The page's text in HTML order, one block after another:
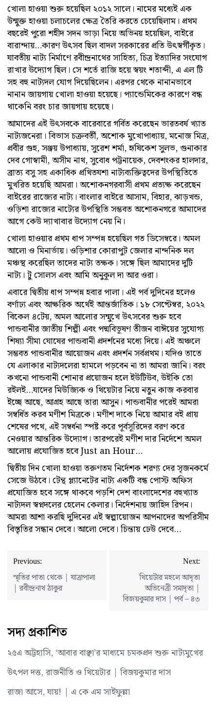
খোলা হাওয়া শুরু হয়েছিল ২০১২ সালে। নামের মধ্যেই এক
উন্মুক্ত হাওয়া চলাচলের ক্ষেত্র তৈরি করতে চেয়েছিলাম। প্রথম
বছরেই পুরো শহীদ সদন ভাড়া নিয়ে অভিনয় হয়েছিল, বাইরে
বারান্দায়…কারণ উৎসব ছিল বাদল সরকারের প্রতি উৎস্বর্গীকৃত।
যাবতীয় নাট্য নির্মাণে রবীন্দ্রনাথের সাহিত্য, চিত্র ইত্যাদির সংযোগ
রাখার উদ্যোগ ছিল। সে শর্তে রাজি হয়ে স্বয়ং শতাব্দী, এ এল টি
সহ বহু নাট্যদল যোগ দিয়েছিলেন। এরপর থেকে নানানভাবে
নানান জায়গায় খোলা হাওয়া হয়েছে। প্যান্ডেমিকের কারণে বন্ধ
থাকেনি বরং চার জায়গায় হয়েছে।
আমাদের এই উৎসবকে বারেবারে গর্বিত করেছেন ভারতবর্ষ খ্যাত
নাট্যজনেরা। বিভাস চক্রবর্তী, অশোক মুখোপাধ্যায়, মনোজ মিত্র,
প্রবীর গুহ, সঞ্জয় উপাধ্যায়, সুরেশ শর্মা, হৃষিকেশ সুলভ, গুনাকার
দেব গোস্বামী, অসীম নাথ, সুবোধ পট্টনায়েক, দেবশংকর হালদার,
ব্রাত্য বসু সহ একাধিক প্রথিতযশা নাট্যব্যক্তিত্বদের উপস্থিতিতে
মুখরিত হয়েছি আমরা। অশোকনগরবাসী প্রথম প্রত্যক্ষ করেছেন
বাইরের রাজ্যের নাট্য। বাংলার বাইরে আসাম, বিহার, ঝাড়খন্ড,
ওড়িশা রাজ্যের নাট্যের উপস্থিতি সম্ভবত অশোকনগরে আমাদের
আগে কেউ দ্যাখাবার উদ্যোগ নেয় নি।
খোলা হাওয়ার প্রথম ধাপ সম্পন্ন হয়েছিল গত ডিসেম্বরে। অমল
আলো ও মিনার্ভায়। ওড়িশার কোরাপুট জেলার নান্দনিক দল
মঞ্চস্থ করেছিল তাদের নাট্য তক্ষক। সঙ্গে ছিল আমাদের দুটি
নাট্য। টু সোলস এবং আমি অনুকূল দা আর ওরা।
এবারে দ্বিতীয় ধাপ সম্পন্ন হবার পালা। এই পর্ব দুদিনের হলেও
বর্ণাঢ্য এবং আক্ষরিক অর্থেই আন্তর্জাতিক। ১৮ সেপ্টেম্বর, ২০২২
বিকেল ৪টেয়, অমল আলোর সন্মুখে উৎসবের শুরু হবে
পান্ডবানীর জাতীয় শিল্পী এবং পদ্মবিভূষণ তীজন বাঈয়ের সুযোগ্য
শিষ্যা সীমা ঘোষের পান্ডবানী প্রদর্শনের মধ্যে দিয়ে। এই অঞ্চলে
সম্ভবত পান্ডবানীর আয়োজন এবং প্রদর্শন সর্বপ্রথম। যদিও তাতে
যে এলাকার নাট্যদলেরা হামলে পড়বেন না তা আমরা জানি। বরং
কখনো পান্ডবানী শোনার প্রয়োজন হলে ইউটিউব, উইকি তো
রইলই…যাদের মিউজ্যিক ও থিয়েটার নিয়ে নতুন কাজ করবার
ইচ্ছে আছে, আগ্রহ আছে তারা আসুন। পান্ডবানীর পরেই আমরা
সম্বর্ধিত করব মণীশ মিত্রকে। মণীশ দাকে নিয়ে আমার বই প্রায়
শেষের পথে, এই সম্বর্ধনা স্পষ্ট করে পূর্বসূরিদের বরণ করে
নেওয়ার আন্তরিক উদ্যোগ। তারপরেই মণীশ দার নির্দেশে অমল
আলোয় প্রযোজিত হবে Just an Hour…
দ্বিতীয় দিন খোলা হাওয়া তরুণতম নির্দেশক শরণ্য দের সৃজনকর্মে
সেজে উঠবে। টেন্থ প্ল্যানেটের নাট্য একটি বন্ধ পোস্ট অফিস
প্রযোজিত হবে সঙ্গে থাকবে পড়শি দেশ বাংলাদেশের বহুখ্যাত
নাট্যদল স্বপ্নদলের হেলেন কেলার। নির্দেশনায় জাহিদ রিপন।
আমরা আশা করছি দুদিনের এই স্বল্পায়োজন আপনাদের অপরিসীম
বিস্তৃতির সন্ধান দেবে। আলো দেবে। চিন্তায় ঢেউ দেবে…
Post
navigation
Previous:
স্মৃতির পাতা থেকে | যাত্রাপালা
| রবীন্দ্রনাথ ঠাকুর
Next:
থিয়েটার মহলে আদৃতা
অভিনেত্রী সমাদৃতা |
বিজয়কুমার দাস | পর্ব – ৪৩
সদ্য প্রকাশিত
২৫এ অট্টহাসি, ‘আবার বাঞ্ছা’র মাধ্যমে চমকপ্রদ শুরু নাট্যমুখের
উৎপল দত্ত, রাজনীতি ও থিয়েটার | বিজয়কুমার দাস
রাজা আসে, যায়! | এ কে এম সাইফুল্লা